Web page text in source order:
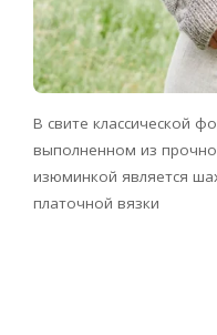
В свите классической
выполненном из
изюминкой является
платочной вязки